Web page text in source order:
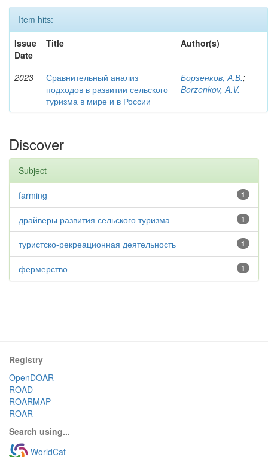
Item hits:
Issue
Date
Title Author(s)
2023
Сравнительный анализ
подходов в развитии сельского
туризма в мире и в России
Борзенков, А.В.;
Borzenkov, A.V.
Discover
Subject
1
farming
1
драйверы развития сельского туризма
1
туристско-рекреационная деятельность
1
фермерство
Registry
OpenDOAR
ROAD
ROARMAP
ROAR
Search using...
WorldCat